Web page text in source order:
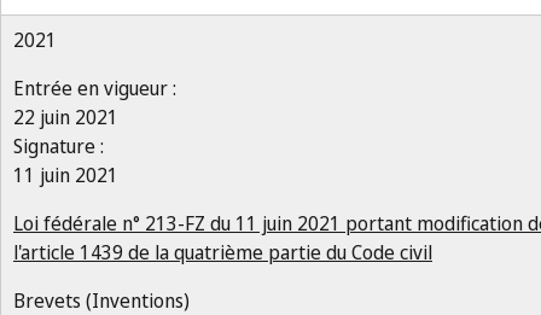
2021
Entrée en vigueur :
22 juin 2021
Signature :
11 juin 2021
Loi fédérale n° 213-FZ du 11 juin 2021 portant modification
l'article 1439 de la quatrième partie du Code civil
Brevets (Inventions)